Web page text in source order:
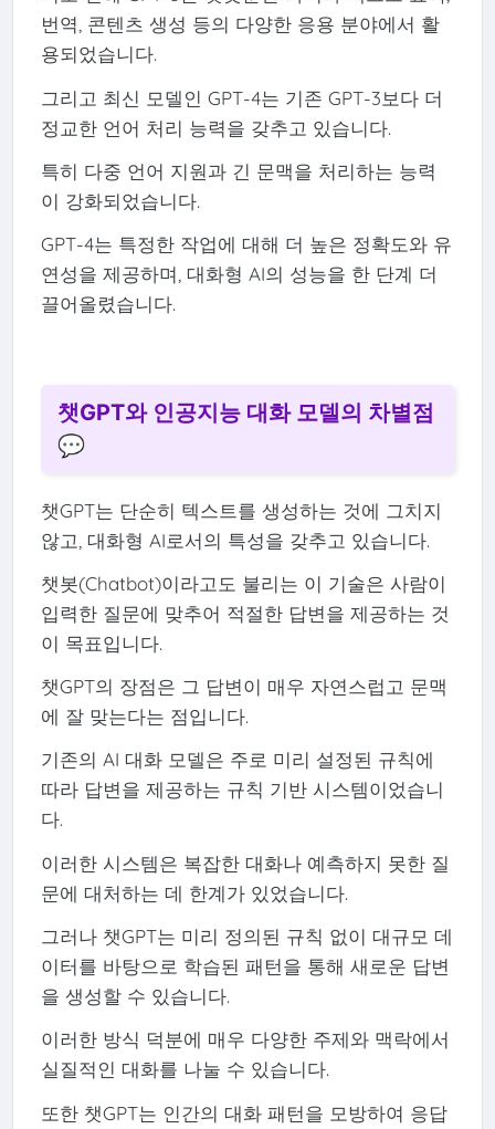
번역, 콘텐츠 생성 등의 다양한 응용 분야에서 활
용되었습니다.
그리고 최신 모델인 GPT-4는 기존 GPT-3보다 더
정교한 언어 처리 능력을 갖추고 있습니다.
특히 다중 언어 지원과 긴 문맥을 처리하는 능력
이 강화되었습니다.
GPT-4는 특정한 작업에 대해 더 높은 정확도와 유
연성을 제공하며, 대화형 AI의 성능을 한 단계 더
끌어올렸습니다.
챗GPT와 인공지능 대화 모델의 차별점
💬
챗GPT는 단순히 텍스트를 생성하는 것에 그치지
않고, 대화형 AI로서의 특성을 갖추고 있습니다.
챗봇(Chatbot)이라고도 불리는 이 기술은 사람이
입력한 질문에 맞추어 적절한 답변을 제공하는 것
이 목표입니다.
챗GPT의 장점은 그 답변이 매우 자연스럽고 문맥
에 잘 맞는다는 점입니다.
기존의 AI 대화 모델은 주로 미리 설정된 규칙에
따라 답변을 제공하는 규칙 기반 시스템이었습니
다.
이러한 시스템은 복잡한 대화나 예측하지 못한 질
문에 대처하는 데 한계가 있었습니다.
그러나 챗GPT는 미리 정의된 규칙 없이 대규모 데
이터를 바탕으로 학습된 패턴을 통해 새로운 답변
을 생성할 수 있습니다.
이러한 방식 덕분에 매우 다양한 주제와 맥락에서
실질적인 대화를 나눌 수 있습니다.
또한 챗GPT는 인간의 대화 패턴을 모방하여 응답